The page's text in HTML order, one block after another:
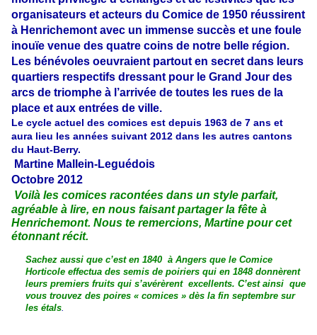
organisateurs et acteurs du Comice de 1950 réussirent
à Henrichemont avec un immense succès et une foule
inouïe venue des quatre coins de notre belle région.
Les bénévoles oeuvraient partout en secret dans leurs
quartiers respectifs dressant pour le Grand Jour des
arcs de triomphe à l’arrivée de toutes les rues de la
place et aux entrées de ville.
Le cycle actuel des comices est depuis 1963 de 7 ans et
aura lieu les années suivant 2012 dans les autres cantons
du Haut-Berry.
Martine Mallein-Leguédois
Octobre 2012
Voilà les comices racontées dans un style parfait,
agréable à lire, en nous faisant partager la fête à
Henrichemont. Nous te remercions, Martine pour cet
étonnant récit.
Sachez aussi que c’est en 1840 à Angers que le Comice
Horticole effectua des semis de poiriers qui en 1848 donnèrent
leurs premiers fruits qui s’avérèrent excellents. C’est ainsi que
vous trouvez des poires « comices » dès la fin septembre sur
les étals